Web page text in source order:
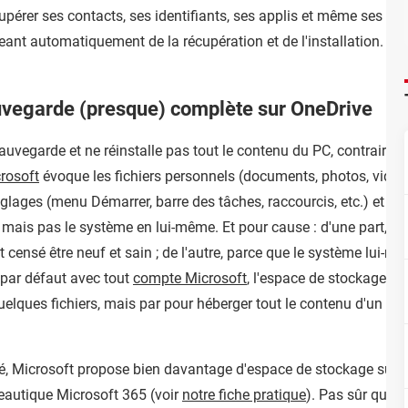
ses contacts, ses identifiants, ses applis et même ses
automatiquement de la récupération et de l'installation.
(presque) complète sur OneDrive
et ne réinstalle pas tout le contenu du PC,
évoque les fichiers personnels (documents, photos,
(menu Démarrer, barre des tâches, raccourcis, etc.) et
pas le système en lui-même. Et pour cause : d'une part,
être neuf et sain ; de l'autre, parce que le système lui-
défaut avec tout compte Microsoft, l'espace de stockage
fichiers, mais par pour héberger tout le contenu d'un PC
Microsoft propose bien davantage d'espace de stockage sur
Microsoft 365 (voir notre fiche pratique). Pas sûr que